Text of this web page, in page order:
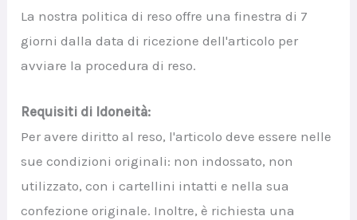
La nostra politica di reso offre una finestra di 7
giorni dalla data di ricezione dell'articolo per
avviare la procedura di reso.
Requisiti di Idoneità:
Per avere diritto al reso, l'articolo deve essere nelle
sue condizioni originali: non indossato, non
utilizzato, con i cartellini intatti e nella sua
confezione originale. Inoltre, è richiesta una